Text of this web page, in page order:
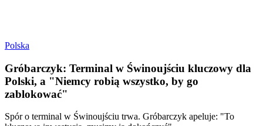
Polska
Gróbarczyk: Terminal w Świnoujściu kluczowy dla
Polski, a "Niemcy robią wszystko, by go
zablokować"
Spór o terminal w Świnoujściu trwa. Gróbarczyk apeluje: "To